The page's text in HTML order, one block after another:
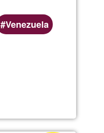
Venezuela